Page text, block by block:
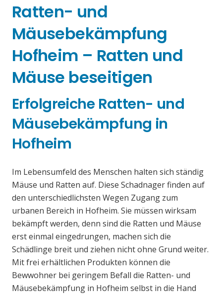
Ratten- und
Mäusebekämpfung
Hofheim – Ratten und
Mäuse beseitigen
Erfolgreiche Ratten- und
Mäusebekämpfung in
Hofheim
Im Lebensumfeld des Menschen halten sich ständig
Mäuse und Ratten auf. Diese Schadnager finden auf
den unterschiedlichsten Wegen Zugang zum
urbanen Bereich in Hofheim. Sie müssen wirksam
bekämpft werden, denn sind die Ratten und Mäuse
erst einmal eingedrungen, machen sich die
Schädlinge breit und ziehen nicht ohne Grund weiter.
Mit frei erhältlichen Produkten können die
Bewwohner bei geringem Befall die Ratten- und
Mäusebekämpfung in Hofheim selbst in die Hand